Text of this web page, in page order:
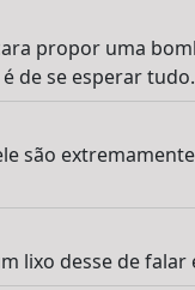
propor uma
de se esperar tudo.
são
lixo desse de falar